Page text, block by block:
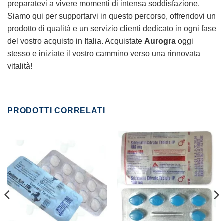
preparatevi a vivere momenti di intensa soddisfazione.
Siamo qui per supportarvi in questo percorso, offrendovi un
prodotto di qualità e un servizio clienti dedicato in ogni fase
del vostro acquisto in Italia. Acquistate Aurogra oggi
stesso e iniziate il vostro cammino verso una rinnovata
vitalità!
PRODOTTI CORRELATI